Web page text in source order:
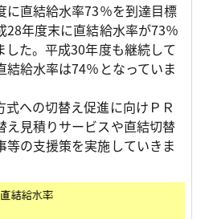
直結給水率73％を到達目標
28年度末に直結給水率が73％
した。平成30年度も継続して
給水率は74％となっていま
への切替え促進に向けＰＲ
え見積りサービスや直結切替
等の支援策を実施していきま